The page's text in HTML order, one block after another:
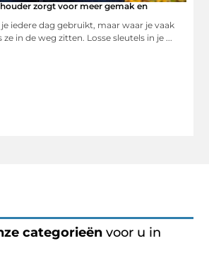
zorgt voor meer gemak en
iedere dag gebruikt, maar waar je vaak
in de weg zitten. Losse sleutels in je ...
categorieën voor u in